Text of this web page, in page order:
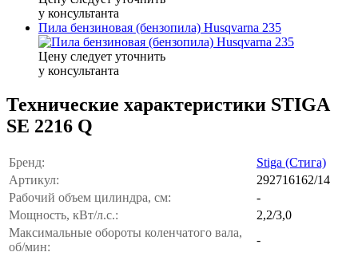
у консультанта
Пила бензиновая (бензопила) Husqvarna 235
Цену следует уточнить
у консультанта
Технические характеристики STIGA
SE 2216 Q
Бренд:
Stiga (Стига)
Артикул:
292716162/14
Рабочий объем цилиндра, см:
-
Мощность, кВт/л.с.:
2,2/3,0
Максимальные обороты коленчатого вала,
об/мин:
-